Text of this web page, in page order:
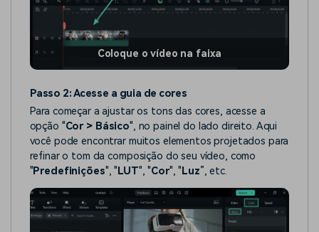
Coloque o vídeo na faixa
Passo 2: Acesse a guia de cores
Para começar a ajustar os tons das cores, acesse a
opção "Cor > Básico", no painel do lado direito. Aqui
você pode encontrar muitos elementos projetados para
refinar o tom da composição do seu vídeo, como
"Predefinições", " LUT", "Cor", " Luz”, etc.